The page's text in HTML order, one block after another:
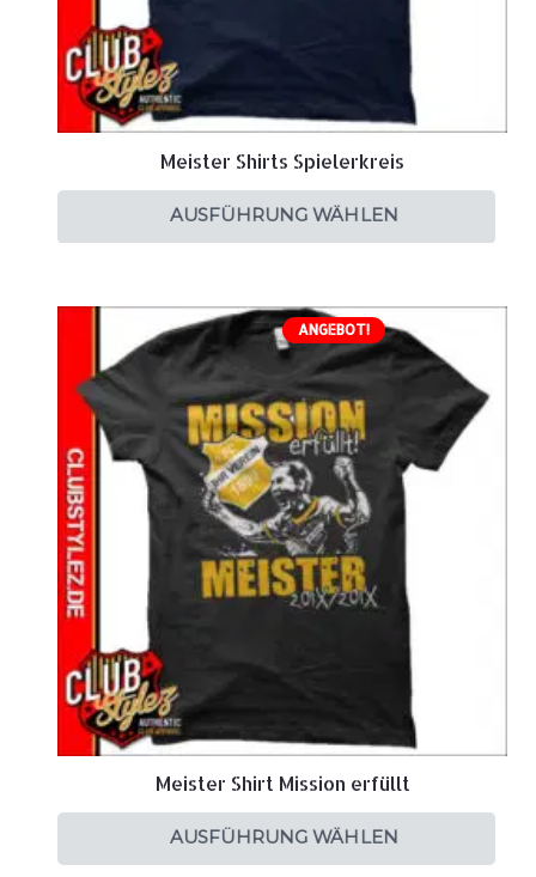
Meister Shirts Spielerkreis
AUSFÜHRUNG WÄHLEN
ANGEBOT!
Meister Shirt Mission erfüllt
AUSFÜHRUNG WÄHLEN